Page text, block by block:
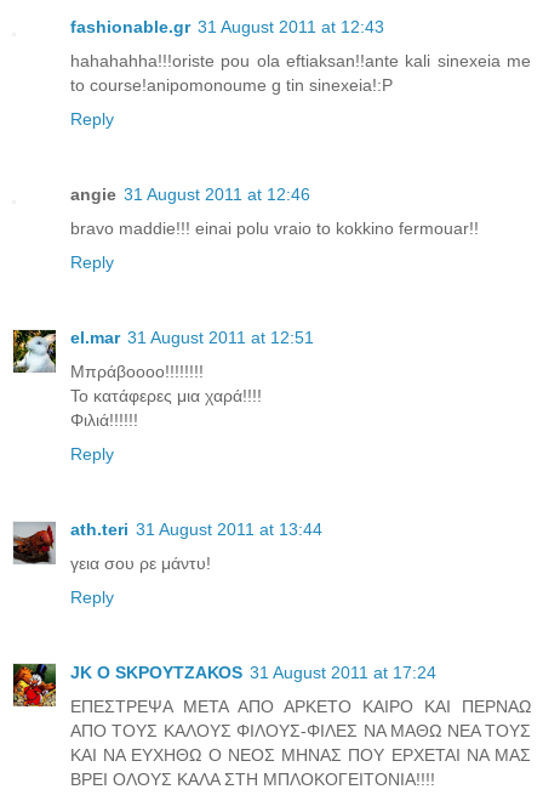
fashionable.gr 31 August 2011 at 12:43
hahahahha!!!oriste pou ola eftiaksan!!ante kali sinexeia me
to course!anipomonoume g tin sinexeia!:P
Reply
angie 31 August 2011 at 12:46
bravo maddie!!! einai polu vraio to kokkino fermouar!!
Reply
el.mar 31 August 2011 at 12:51
Μπράβοοοο!!!!!!!!
Το κατάφερες μια χαρά!!!!
Φιλιά!!!!!!
Reply
ath.teri 31 August 2011 at 13:44
γεια σου ρε μάντυ!
Reply
JK O SΚΡΟΥΤΖΑΚΟS 31 August 2011 at 17:24
ΕΠΕΣΤΡΕΨΑ ΜΕΤΑ ΑΠΟ ΑΡΚΕΤΟ ΚΑΙΡΟ ΚΑΙ ΠΕΡΝΑΩ
ΑΠΟ ΤΟΥΣ ΚΑΛΟΥΣ ΦΙΛΟΥΣ-ΦΙΛΕΣ ΝΑ ΜΑΘΩ ΝΕΑ ΤΟΥΣ
ΚΑΙ ΝΑ ΕΥΧΗΘΩ Ο ΝΕΟΣ ΜΗΝΑΣ ΠΟΥ ΕΡΧΕΤΑΙ ΝΑ ΜΑΣ
ΒΡΕΙ ΟΛΟΥΣ ΚΑΛΑ ΣΤΗ ΜΠΛΟΚΟΓΕΙΤΟΝΙΑ!!!!